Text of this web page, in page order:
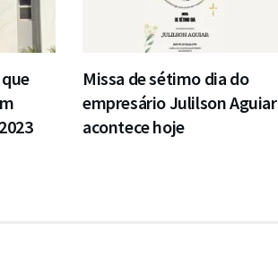
Missa de sétimo dia do
empresário Julilson Aguiar
acontece hoje